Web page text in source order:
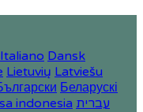
Italiano Dansk
Lietuvių Latviešu
Беларускі
indonesia עברית